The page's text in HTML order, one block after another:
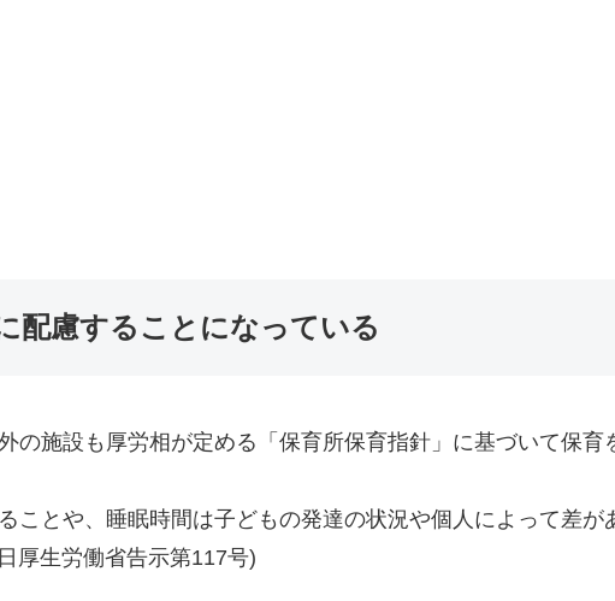
配慮することになっている
の施設も厚労相が定める「保育所保育指針」に基づいて保育
ことや、睡眠時間は子どもの発達の状況や個人によって差が
厚生労働省告示第117号)